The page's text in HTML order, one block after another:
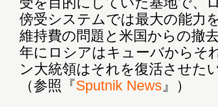
傍受システムでは最大の能力
維持費の問題と米国からの撤
年にロシアはキューバからそ
ン大統領はそれを復活させた
（参照『Sputnik News 』）